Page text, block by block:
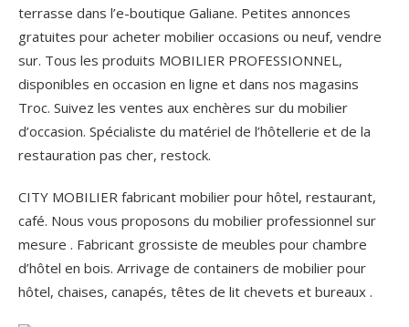
terrasse dans l’e-boutique Galiane. Petites annonces
gratuites pour acheter mobilier occasions ou neuf, vendre
sur. Tous les produits MOBILIER PROFESSIONNEL,
disponibles en occasion en ligne et dans nos magasins
Troc. Suivez les ventes aux enchères sur du mobilier
d’occasion. Spécialiste du matériel de l’hôtellerie et de la
restauration pas cher, restock.
CITY MOBILIER fabricant mobilier pour hôtel, restaurant,
café. Nous vous proposons du mobilier professionnel sur
mesure . Fabricant grossiste de meubles pour chambre
d’hôtel en bois. Arrivage de containers de mobilier pour
hôtel, chaises, canapés, têtes de lit chevets et bureaux .